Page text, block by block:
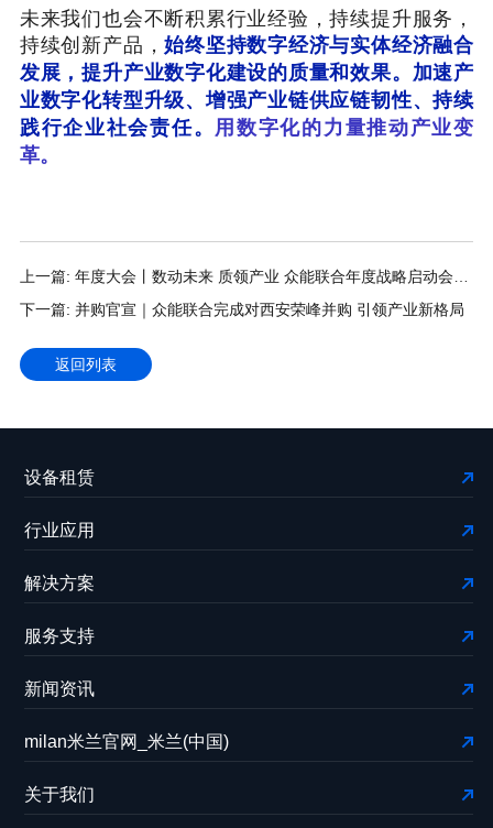
未来我们也会不断积累行业经验，持续提升服务，
持续创新产品，始终坚持数字经济与实体经济融合
发展，提升产业数字化建设的质量和效果。加速产
业数字化转型升级、增强产业链供应链韧性、持续
践行企业社会责任。 用数字化的力量推动产业变
革。
上一篇: 年度大会丨数动未来 质领产业 众能联合年度战略启动会圆
满落幕
下一篇: 并购官宣｜众能联合完成对西安荣峰并购 引领产业新格局
返回列表
设备租赁
行业应用
解决方案
服务支持
新闻资讯
milan米兰官网_米兰(中国)
关于我们